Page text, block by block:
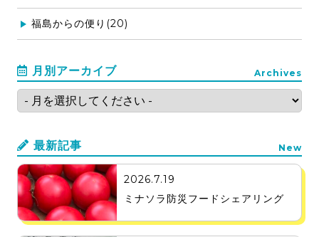
福島からの便り(20)
月別アーカイブ Archives
最新記事 New
2026.7.19
ミナソラ防災フードシェアリング